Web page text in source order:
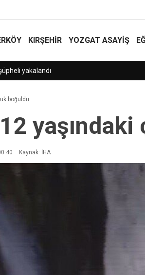
KIRŞEHİR YOZGAT ASAYIŞ
boğuldu
Kaynak: İHA